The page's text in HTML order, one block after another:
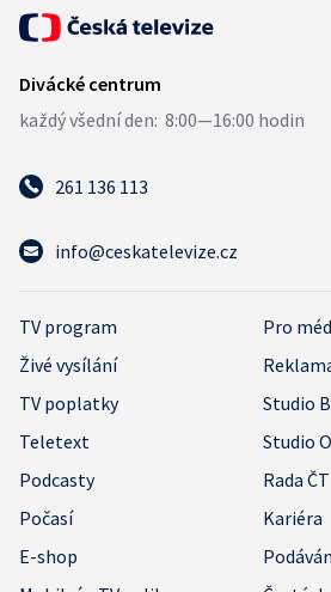
261 136 113
info@ceskatelevize.cz
TV program
Pro
Živé vysílání
TV poplatky
Studio
Teletext
Studio
Podcasty
Rada ČT
Počasí
Kariéra
E-shop